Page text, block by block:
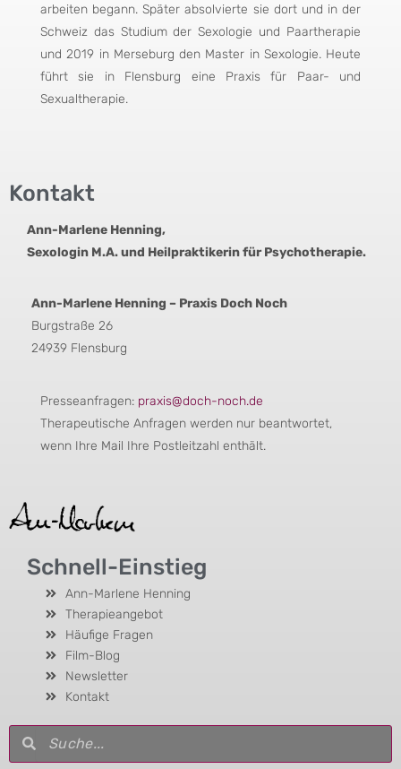
arbeiten begann. Später absolvierte sie dort und in der
Schweiz das Studium der Sexologie und Paartherapie
und 2019 in Merseburg den Master in Sexologie. Heute
führt sie in Flensburg eine Praxis für Paar- und
Sexualtherapie.
Kontakt
Ann-Marlene Henning,
Sexologin M.A. und Heilpraktikerin für Psychotherapie.
Ann-Marlene Henning – Praxis Doch Noch
Burgstraße 26
24939 Flensburg
Presseanfragen: praxis@doch-noch.de
Therapeutische Anfragen werden nur beantwortet,
wenn Ihre Mail Ihre Postleitzahl enthält.
Schnell-Einstieg
Ann-Marlene Henning
Therapieangebot
Häufige Fragen
Film-Blog
Newsletter
Kontakt
SucheSuche